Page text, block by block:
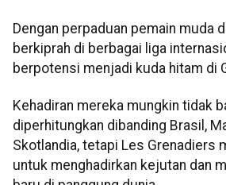
Dengan perpaduan pemain muda
berkiprah di berbagai liga
berpotensi menjadi kuda hitam di
Kehadiran mereka mungkin tidak
diperhitungkan dibanding Brasil,
Skotlandia, tetapi Les Grenadiers
untuk menghadirkan kejutan dan